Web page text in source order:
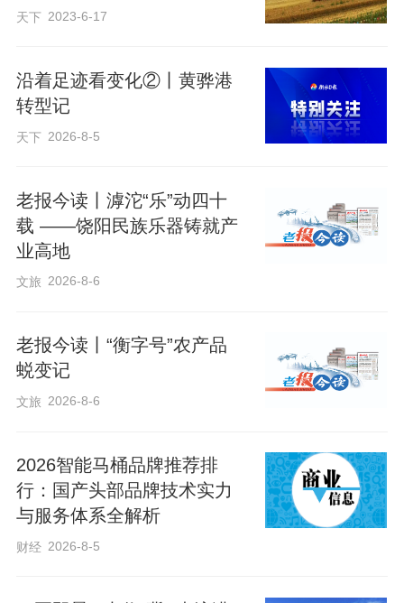
麦田里一派繁忙丰收景象。放眼田间，成
片成熟的小麦通体金黄、穗大粒饱。数台
联合收割机在麦田里来回穿梭，收割、脱
行。脱粒后的小麦即刻装车外运，全程流
水线作业，大幅提升夏收效率。
天下 2023-6-17
沿着足迹看变化②丨黄骅港
转型记
天下 2026-8-5
老报今读丨滹沱“乐”动四十
载 ——饶阳民族乐器铸就产
业高地
文旅 2026-8-6
老报今读丨“衡字号”农产品
蜕变记
文旅 2026-8-6
2026智能马桶品牌推荐排
行：国产头部品牌技术实力
与服务体系全解析
财经 2026-8-5